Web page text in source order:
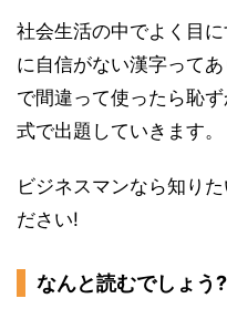
社会生活の中でよく目
に自信がない漢字って
で間違って使ったら恥
式で出題していきます。
ビジネスマンなら知り
ださい!
なんと読むでしょう?